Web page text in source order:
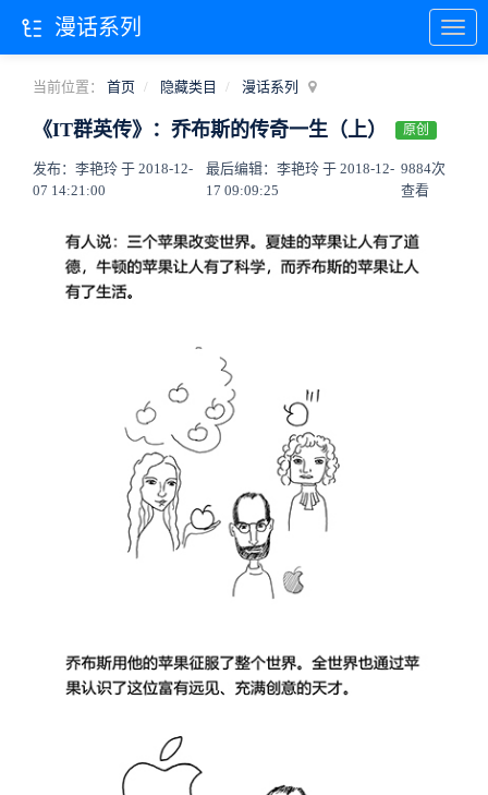
当前位置： 首页 隐藏类目 漫话系列
《IT群英传》：乔布斯的传奇一生（上） 原创
发布：李艳玲 于 2018-12-
07 14:21:00
最后编辑：李艳玲 于 2018-12-
17 09:09:25
9884次
查看
漫话系列